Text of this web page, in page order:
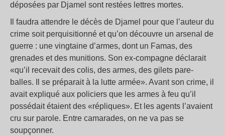
déposées par Djamel sont restées lettres mortes.
Il faudra attendre le décès de Djamel pour que l’auteur du
crime soit perquisitionné et qu’on découvre un arsenal de
guerre : une vingtaine d’armes, dont un Famas, des
grenades et des munitions. Son ex-compagne déclarait
«qu’il recevait des colis, des armes, des gilets pare-
balles. Il se préparait à la lutte armée». Avant son crime, il
avait expliqué aux policiers que les armes à feu qu’il
possédait étaient des «répliques». Et les agents l’avaient
cru sur parole. Entre camarades, on ne va pas se
soupçonner.